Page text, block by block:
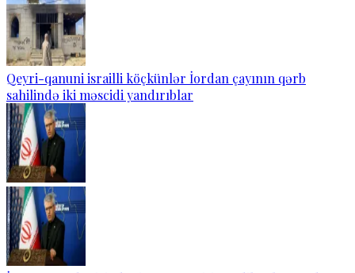
Qeyri-qanuni israilli köçkünlər İordan çayının qərb
sahilində iki məscidi yandırıblar